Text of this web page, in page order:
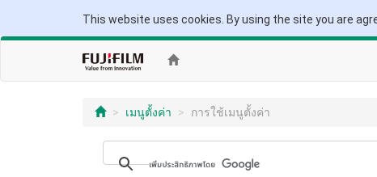
This website uses cookies. By using the site you are
เมนูตั้งค่า การใช้เมนูตั้งค่า